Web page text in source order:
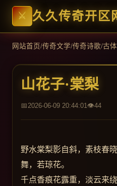
久久传奇开区
网站首页/传奇文学/传奇诗歌/古
山花子·棠梨
2026-06-09 20:44:01 44
野水棠梨影自斜，素枝春
舞，若琼花。
千点香痕花露重，淡云来